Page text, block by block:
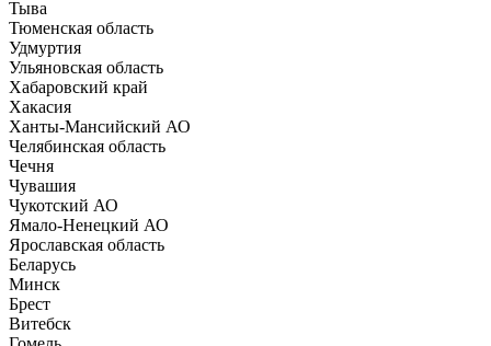
Тыва
Тюменская область
Удмуртия
Ульяновская область
Хабаровский край
Хакасия
Ханты-Мансийский АО
Челябинская область
Чечня
Чувашия
Чукотский АО
Ямало-Ненецкий АО
Ярославская область
Беларусь
Минск
Брест
Витебск